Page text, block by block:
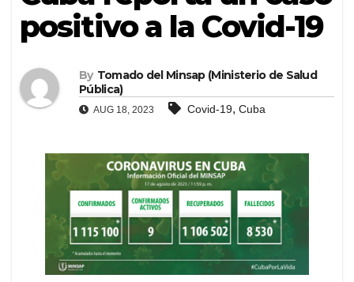
positivo a la Covid-19
By Tomado del Minsap (Ministerio de Salud
Pública)
AUG 18, 2023 Covid-19, Cuba